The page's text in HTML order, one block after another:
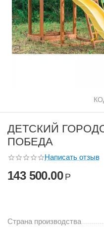
ДЕТСКИЙ
ПОБЕДА
Написать отзыв
143 500.00 Р
Страна производства